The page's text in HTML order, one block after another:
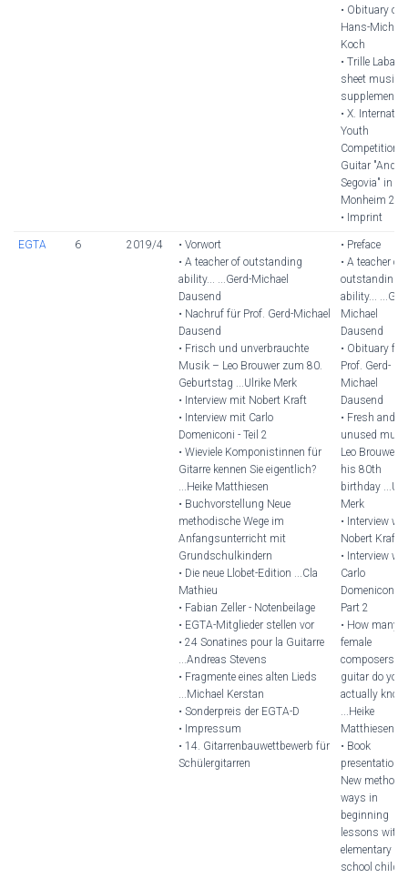
• Obituary of
Hans-Michael
Koch
• Trille
sheet music
supplement
• X.
Youth
Competition
Guitar
Segovia" in
Monheim
• Imprint
EGTA 6 2019/4
• Vorwort
• A teacher of outstanding
ability... ...Gerd-Michael
Dausend
• Nachruf für Prof. Gerd-Michael
Dausend
• Frisch und unverbrauchte
Musik – Leo Brouwer zum 80.
Geburtstag ...Ulrike Merk
• Interview mit Nobert Kraft
• Interview mit Carlo
Domeniconi - Teil 2
• Wieviele Komponistinnen für
Gitarre kennen Sie eigentlich?
...Heike Matthiesen
• Buchvorstellung Neue
methodische Wege im
Anfangsunterricht mit
Grundschulkindern
• Die neue Llobet-Edition ...Cla
Mathieu
• Fabian Zeller - Notenbeilage
• EGTA-Mitglieder stellen vor
• 24 Sonatines pour la Guitarre
...Andreas Stevens
• Fragmente eines alten Lieds
...Michael Kerstan
• Sonderpreis der EGTA-D
• Impressum
• 14. Gitarrenbauwettbewerb für
Schülergitarren
• Preface
• A teacher of
outstanding
ability...
Michael
Dausend
• Obituary for
Prof. Gerd-
Michael
Dausend
• Fresh and
unused
Leo Brouwer
his 80th
birthday
Merk
• Interview
Nobert Kraft
• Interview
Carlo
Domeniconi -
Part 2
• How many
female
composers
guitar do you
actually
...Heike
Matthiesen
• Book
presentation
New
ways in
beginning
lessons with
elementary
school